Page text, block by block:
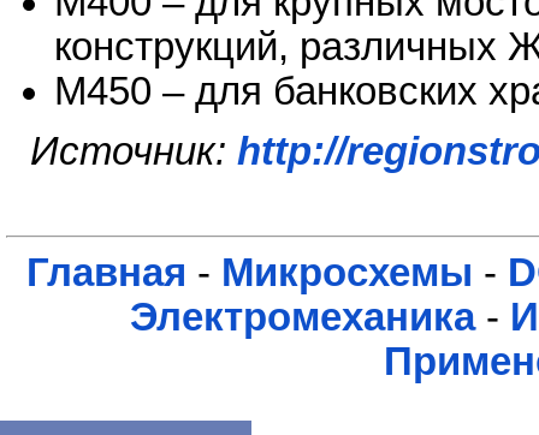
конструкций,
М450 – для банковских
Источник: http://
Главная - Микросхемы -
Электромеханика-